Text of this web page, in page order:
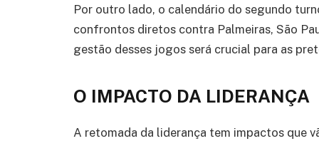
Por outro lado, o calendário do segundo
confrontos diretos contra Palmeiras, São
gestão desses jogos será crucial para as
O IMPACTO DA LIDERANÇA
A retomada da liderança tem impactos que